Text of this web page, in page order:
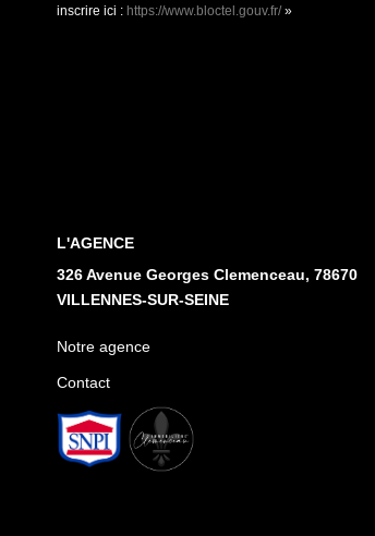
inscrire ici : https://www.bloctel.gouv.fr/»
L'AGENCE
326 Avenue Georges Clemenceau, 78670
VILLENNES-SUR-SEINE
Notre agence
Contact